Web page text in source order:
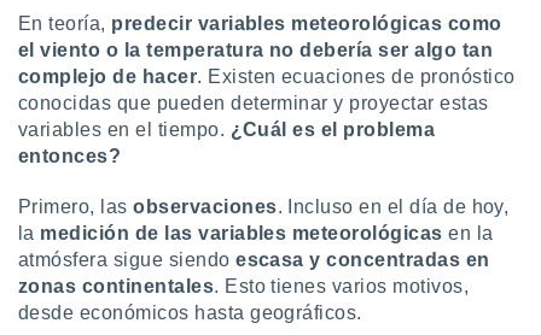
únicos
similares
como
este sitio
de
posible
traten tus
en
interés
En teoría, predecir variables meteorológicas como
el viento o la temperatura no debería ser algo tan
complejo de hacer. Existen ecuaciones de pronóstico
conocidas que pueden determinar y proyectar estas
variables en el tiempo. ¿Cuál es el problema
entonces?
Primero, lasobservaciones. Incluso en el día de hoy,
la medición de las variables meteorológicasen la
atmósfera sigue siendoescasa y concentradas en
zonas continentales. Esto tienes varios motivos,
desde económicos hasta geográficos.